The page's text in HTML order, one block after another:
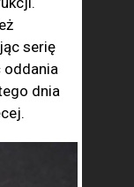
serię
oddania
dnia